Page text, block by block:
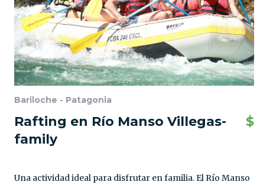
Bariloche - Patagonia
Rafting en Río Manso Villegas-
family
$
Una actividad ideal para disfrutar en familia. El Río Manso